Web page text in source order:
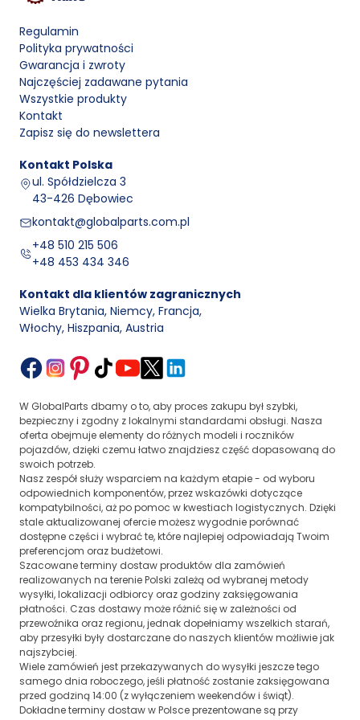
W wielu modelach – w tym
się zintegrowane rozwiązania, gdzie bęben pełni
jednocześnie funkcję powierzchni roboczej hamulca
zasadniczego i ręcznego.
Dzięki zamkniętej konstrukcji bębny hamulcowe są mniej
narażone na bezpośrednie oddziaływanie czynników
zewnętrznych, co sprzyja długiej żywotności całego
Porównanie parametrów bębnów hamulcowych
Parametr
Co oznacza
w praktyce
Średnica
robocza
Wpływa
na zgodność
ze szczękami i siłę
hamowania
Szerokość
powierzchni
ciernej
Decyduje
o poprawnym
przyleganiu szczęk
z kompletem
mocowania
Określa sposób
na piaście lub
zintegrowanym
zespole
numer części OEM
i numery
zastępowalne
Umiejscowienie
na pojeździe
Najczęściej
dotyczy tylnej osi,
ale wykonanie
zależy od wersji
auta
wersję nadwozia
i zgodność
z wyposażeniem
Dlaczego warto dbać obębny hamulcowe?
Zużycie lub uszkodzenie bębnów hamulcowych
prowadzić do obniżenia skuteczności hamowania
i zwiększenia ryzyka na drodze. Typowe objawy
niesprawności to:
Szumy lub piszczenie podczas hamowania– Mogą
wskazywać na nadmierne zużycie bębnów lub szczęk
hamulcowych.
Wibracje podczas hamowania– Nierówne zużycie
Regulamin
Polityka prywatności
Gwarancja i zwroty
Najczęściej zadawane pytania
Wszystkie produkty
Kontakt
Zapisz się do newslettera
Kontakt Polska
ul. Spółdzielcza 3
43-426 Dębowiec
kontakt@globalparts.com.pl
+48 510 215 506
+48 453 434 346
Kontakt dla klientów zagranicznych
Wielka Brytania, Niemcy, Francja,
Włochy, Hiszpania, Austria
W GlobalParts dbamy o to, aby proces zakupu był szybki,
bezpieczny i zgodny z lokalnymi standardami obsługi. Nasza
oferta obejmuje elementy do różnych modeli i roczników
pojazdów, dzięki czemu łatwo znajdziesz część dopasowaną do
swoich potrzeb.
Nasz zespół służy wsparciem na każdym etapie - od wyboru
odpowiednich komponentów, przez wskazówki dotyczące
kompatybilności, aż po pomoc w kwestiach logistycznych. Dzięki
stale aktualizowanej ofercie możesz wygodnie porównać
dostępne części i wybrać te, które najlepiej odpowiadają Twoim
preferencjom oraz budżetowi.
Szacowane terminy dostaw produktów dla zamówień
realizowanych na terenie Polski zależą od wybranej metody
wysyłki, lokalizacji odbiorcy oraz godziny zaksięgowania
płatności. Czas dostawy może różnić się w zależności od
przewoźnika oraz regionu, jednak dopełniamy wszelkich starań,
aby przesyłki były dostarczane do naszych klientów możliwie jak
najszybciej.
Wiele zamówień jest przekazywanych do wysyłki jeszcze tego
samego dnia roboczego, jeśli płatność zostanie zaksięgowana
przed godziną 14:00 (z wyłączeniem weekendów i świąt).
Dokładne terminy dostaw w Polsce prezentowane są przy